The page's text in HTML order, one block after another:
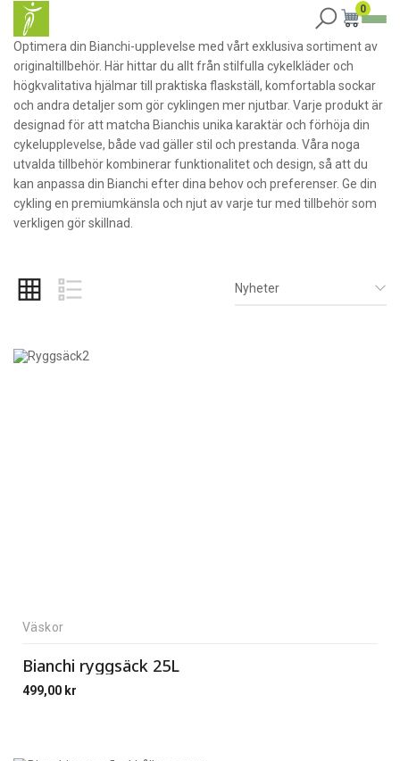
0
Optimera din Bianchi-upplevelse med vårt exklusiva sortiment av
originaltillbehör. Här hittar du allt från stilfulla cykelkläder och
högkvalitativa hjälmar till praktiska flaskställ, komfortabla sockar
och andra detaljer som gör cyklingen mer njutbar. Varje produkt är
designad för att matcha Bianchis unika karaktär och förhöja din
cykelupplevelse, både vad gäller stil och prestanda. Våra noga
utvalda tillbehör kombinerar funktionalitet och design, så att du
kan anpassa din Bianchi efter dina behov och preferenser. Ge din
cykling en premiumkänsla och njut av varje tur med tillbehör som
verkligen gör skillnad.
Nyheter
Väskor
Bianchi ryggsäck 25L
499,00 kr